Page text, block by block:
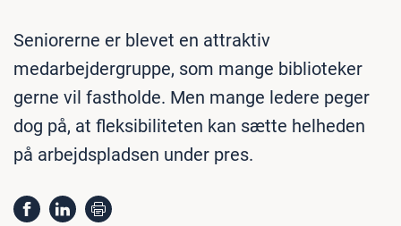
Seniorerne er blevet en attraktiv
medarbejdergruppe, som mange biblioteker
gerne vil fastholde. Men mange ledere peger
dog på, at fleksibiliteten kan sætte helheden
på arbejdspladsen under pres.